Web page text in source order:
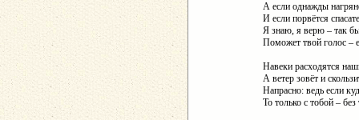
А если однажды
И если порвётся
Я знаю, я верю – так
Поможет твой голос –
Навеки расходятся
А ветер зовёт и
Напрасно: ведь если
То только с тобой – без